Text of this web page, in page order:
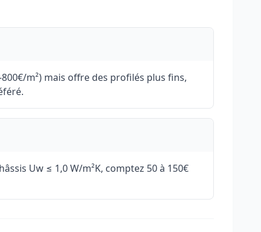
m²) mais offre des profilés plus fins,
Uw ≤ 1,0 W/m²K, comptez 50 à 150€